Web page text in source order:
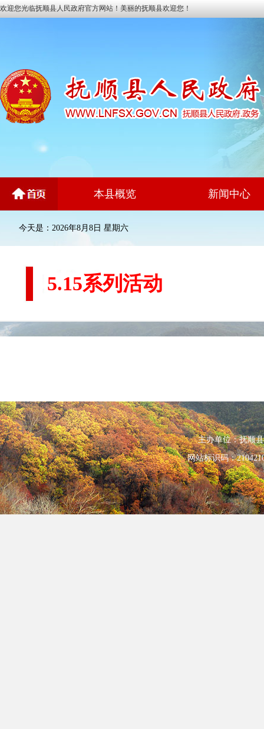
欢迎您光临抚顺县人民政府官方网站！美丽的抚顺县欢迎您！
本县概览 新闻中心
今天是：2026年8月8日 星期六
5.15系列活动
主办单位：抚顺
网站标识码：